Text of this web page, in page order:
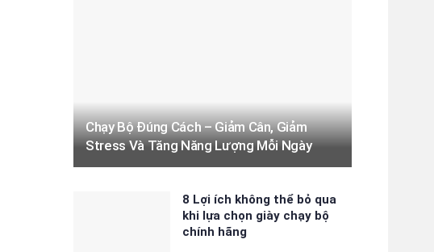
Chạy Bộ Đúng Cách – Giảm Cân, Giảm
Stress Và Tăng Năng Lượng Mỗi Ngày
8 Lợi ích không thể bỏ qua
khi lựa chọn giày chạy bộ
chính hãng